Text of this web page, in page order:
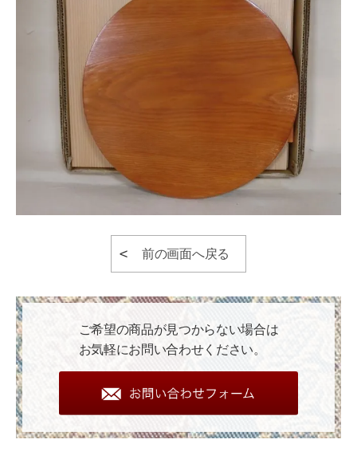
前の画面へ戻る
ご希望の商品が見つからない場合は
お気軽にお問い合わせください。